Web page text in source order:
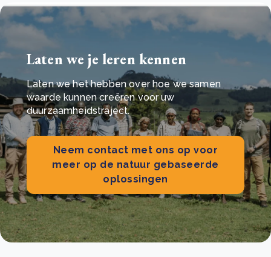
Laten we je leren kennen
Laten we het hebben over hoe we samen
waarde kunnen creëren voor uw
duurzaamheidstraject.
Neem contact met ons op voor
meer op de natuur gebaseerde
oplossingen